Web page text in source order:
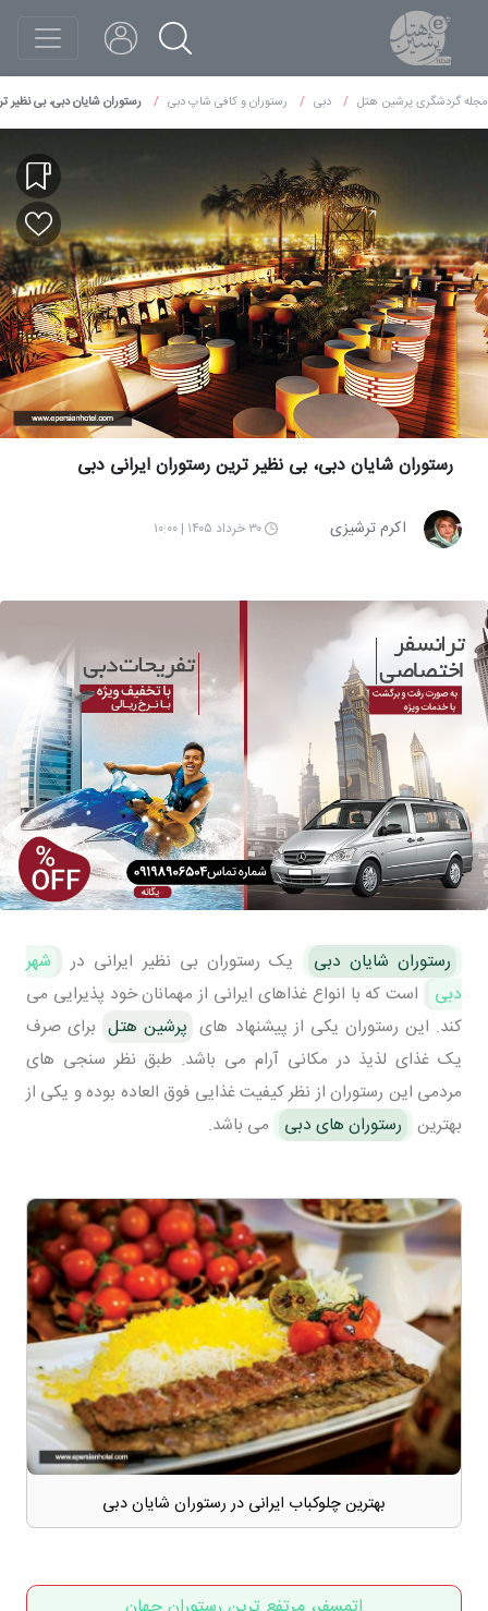
مجله گردشگری پرشین هتل دبی رستوران و کافی شاپ دبی رستوران شایان دبی، بی نظیر
رستوران شایان دبی، بی نظیر ترین رستوران ایرانی دبی
اکرم ترشیزی ۳۰ خرداد ۱۴۰۵ | ۱۰:۰۰
رستوران شایان دبی یک رستوران بی نظیر ایرانی در
شهر
دبی
است که با انواع غذاهای ایرانی از مهمانان خود پذیرایی می
کند. این رستوران یکی از پیشنهاد های پرشین هتل برای صرف
یک غذای لذیذ در مکانی آرام می باشد. طبق نظر سنجی های
مردمی این رستوران از نظر کیفیت غذایی فوق العاده بوده و یکی از
بهترین رستوران های دبی می باشد.
بهترین چلوکباب ایرانی در رستوران شایان دبی